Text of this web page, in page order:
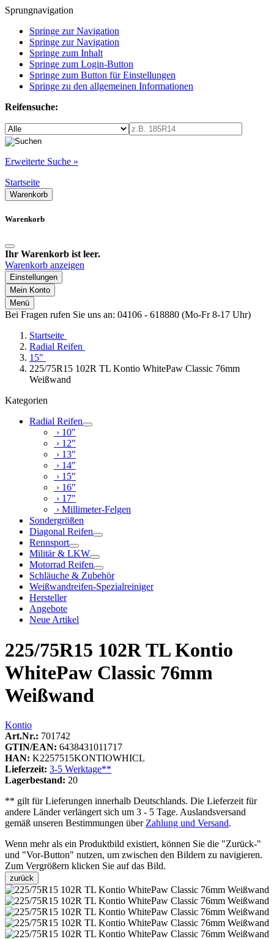
Sprungnavigation
Springe zur Navigation
Springe zur Navigation
Springe zum Inhalt
Springe zum Login-Button
Springe zum Button für Einstellungen
Springe zu den allgemeinen Informationen
Reifensuche:
Erweiterte Suche »
Startseite
Warenkorb
Warenkorb
Ihr Warenkorb ist leer.
Warenkorb anzeigen
Einstellungen
Mein Konto
Menü
Bei Fragen rufen Sie uns an: 04106 - 618880 (Mo-Fr 8-17 Uhr)
Startseite
Radial Reifen
15"
225/75R15 102R TL Kontio WhitePaw Classic 76mm
Weißwand
Kategorien
Radial Reifen
› 10"
› 12"
› 13"
› 14"
› 15"
› 16"
› 17"
› Millimeter-Felgen
Sondergrößen
Diagonal Reifen
Rennsport
Militär & LKW
Motorrad Reifen
Schläuche & Zubehör
Weißwandreifen-Spezialreiniger
Hersteller
Angebote
Neue Artikel
225/75R15 102R TL Kontio
WhitePaw Classic 76mm
Weißwand
Kontio
Art.Nr.: 701742
GTIN/EAN: 6438431011717
HAN: K2257515KONTIOWHICL
Lieferzeit: 3-5 Werktage**
Lagerbestand: 20
** gilt für Lieferungen innerhalb Deutschlands. Die Lieferzeit für
andere Länder verlängert sich um 3 - 5 Tage. Auslandsversand
gemäß unseren Bestimmungen über Zahlung und Versand.
Wenn mehr als ein Produktbild existiert, können Sie die "Zurück-"
und "Vor-Button" nutzen, um zwischen den Bildern zu navigieren.
Zum Vergrößern klicken Sie auf das Bild.
zurück